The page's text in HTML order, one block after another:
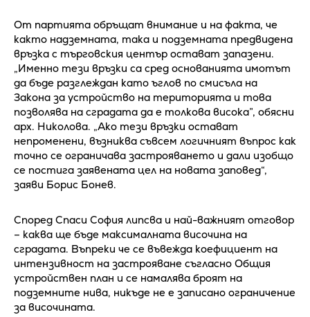
От партията обръщат внимание и на факта, че
както надземната, така и подземната предвидена
връзка с търговския център остават запазени.
„Именно тези връзки са сред основанията имотът
да бъде разглеждан като ъглов по смисъла на
Закона за устройство на територията и това
позволява на сградата да е толкова висока”, обясни
арх. Николова. „Ако тези връзки остават
непроменени, възниква съвсем логичният въпрос как
точно се ограничава застрояването и дали изобщо
се постига заявената цел на новата заповед“,
заяви Борис Бонев.
Според Спаси София липсва и най-важният отговор
– каква ще бъде максималната височина на
сградата. Въпреки че се въвежда коефициент на
интензивност на застрояване съгласно Общия
устройствен план и се намалява броят на
подземните нива, никъде не е записано ограничение
за височината.